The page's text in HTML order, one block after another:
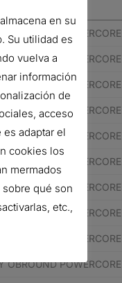
OBROUND POWERCORE
OBROUND POWERCORE
OBROUND POWERCORE
OBROUND POWERCORE
OBROUND POWERCORE
OBROUND POWERCORE
OBROUND POWERCORE
OBROUND POWERCORE
OBROUND POWERCORE
OBROUND POWERCORE
en su
Su utilidad es
vuelva a
información
de
acceso
adaptar el
cookies los
mermados
qué son
etc.,